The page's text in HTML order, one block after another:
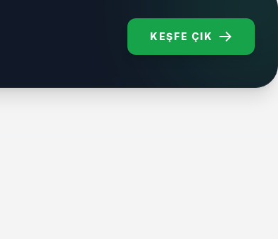
KEŞFE ÇIK